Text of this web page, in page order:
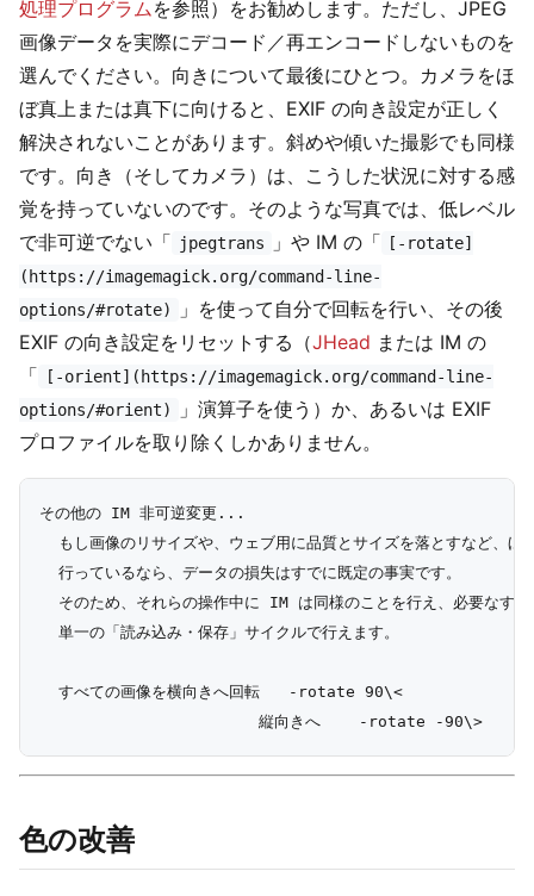
処理プログラムを参照）をお勧めします。ただし、JPEG
画像データを実際にデコード／再エンコードしないものを
選んでください。向きについて最後にひとつ。カメラをほ
ぼ真上または真下に向けると、EXIF の向き設定が正しく
解決されないことがあります。斜めや傾いた撮影でも同様
です。向き（そしてカメラ）は、こうした状況に対する感
覚を持っていないのです。そのような写真では、低レベル
で非可逆でない「 jpegtrans 」や IM の「
[-rotate]
(https://imagemagick.org/command-line-
options/#rotate)
」を使って自分で回転を行い、その後
EXIF の向き設定をリセットする（JHead または IM の
「
[-orient](https://imagemagick.org/command-line-
options/#orient)
」演算子を使う）か、あるいは EXIF
プロファイルを取り除くしかありません。
その他の IM 非可逆変更...
もし画像のリサイズや、ウェブ用に品質とサイズを落とすなど、ほ
  行っているなら、データの損失はすでに既定の事実です。
そのため、それらの操作中に IM は同様のことを行え、必要なすべ
  単一の「読み込み・保存」サイクルで行えます。
  すべての画像を横向きへ回転   -rotate 90\<
色の改善